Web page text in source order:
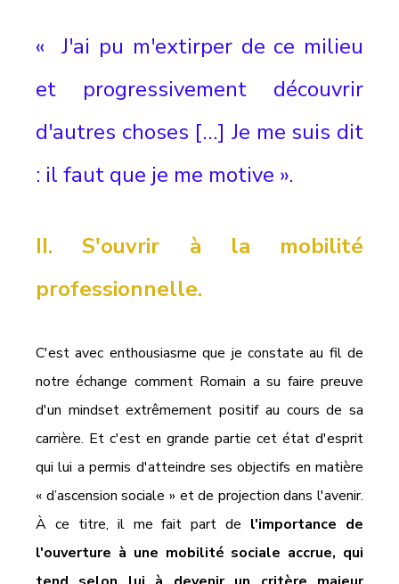
«  J'ai pu m'extirper de ce milieu
et progressivement découvrir
d'autres choses […] Je me suis dit
: il faut que je me motive ».
II. S'ouvrir à la mobilité
professionnelle.
C'est avec enthousiasme que je constate au fil de
notre échange comment Romain a su faire preuve
d'un mindset extrêmement positif au cours de sa
carrière. Et c'est en grande partie cet état d'esprit
qui lui a permis d'atteindre ses objectifs en matière
« d’ascension sociale » et de projection dans l'avenir.
À ce titre, il me fait part de l'importance de
l'ouverture à une mobilité sociale accrue, qui